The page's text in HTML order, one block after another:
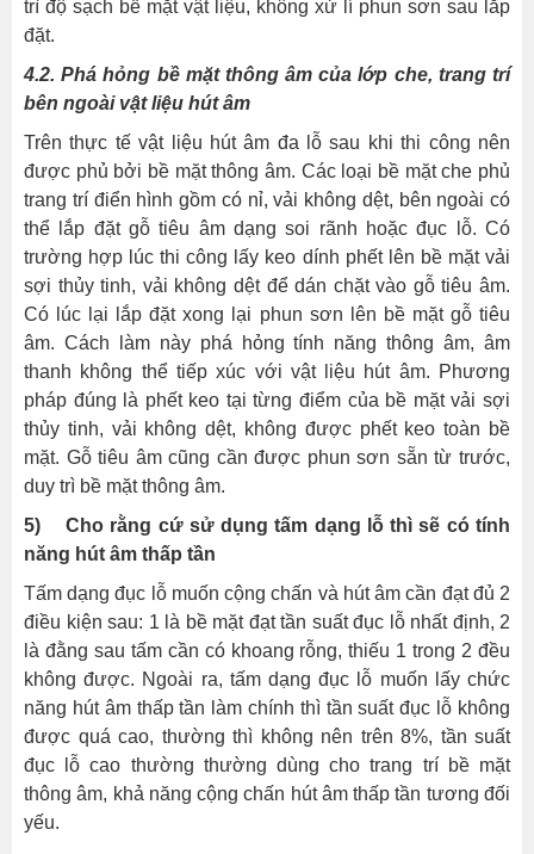
trì độ sạch bề mặt vật liệu, không xử lí phun sơn sau lắp
đặt.
4.2. Phá hỏng bề mặt thông âm của lớp che, trang trí
bên ngoài vật liệu hút âm
Trên thực tế vật liệu hút âm đa lỗ sau khi thi công nên
được phủ bởi bề mặt thông âm. Các loại bề mặt che phủ
trang trí điển hình gồm có nỉ, vải không dệt, bên ngoài có
thể lắp đặt gỗ tiêu âm dạng soi rãnh hoặc đục lỗ. Có
trường hợp lúc thi công lấy keo dính phết lên bề mặt vải
sợi thủy tinh, vải không dệt để dán chặt vào gỗ tiêu âm.
Có lúc lại lắp đặt xong lại phun sơn lên bề mặt gỗ tiêu
âm. Cách làm này phá hỏng tính năng thông âm, âm
thanh không thể tiếp xúc với vật liệu hút âm. Phương
pháp đúng là phết keo tại từng điểm của bề mặt vải sợi
thủy tinh, vải không dệt, không được phết keo toàn bề
mặt. Gỗ tiêu âm cũng cần được phun sơn sẵn từ trước,
duy trì bề mặt thông âm.
5) Cho rằng cứ sử dụng tấm dạng lỗ thì sẽ có tính
năng hút âm thấp tần
Tấm dạng đục lỗ muốn cộng chấn và hút âm cần đạt đủ 2
điều kiện sau: 1 là bề mặt đạt tần suất đục lỗ nhất định, 2
là đằng sau tấm cần có khoang rỗng, thiếu 1 trong 2 đều
không được. Ngoài ra, tấm dạng đục lỗ muốn lấy chức
năng hút âm thấp tần làm chính thì tần suất đục lỗ không
được quá cao, thường thì không nên trên 8%, tần suất
đục lỗ cao thường thường dùng cho trang trí bề mặt
thông âm, khả năng cộng chấn hút âm thấp tần tương đối
yếu.